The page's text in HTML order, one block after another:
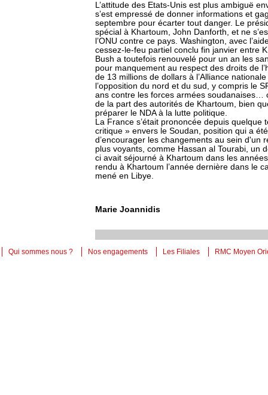
L’attitude des Etats-Unis est plus ambiguë
s’est empressé de donner informations et
septembre pour écarter tout danger. Le
spécial à Khartoum, John Danforth, et ne
l’ONU contre ce pays. Washington, avec
cessez-le-feu partiel conclu fin janvier entre
Bush a toutefois renouvelé pour un an les
pour manquement au respect des droits de
de 13 millions de dollars à l’Alliance
l’opposition du nord et du sud, y compris le
ans contre les forces armées soudanaises…
de la part des autorités de Khartoum, bien
préparer le NDA à la lutte politique.
La France s’était prononcée depuis
critique » envers le Soudan, position qui a
d’encourager les changements au sein d'un
plus voyants, comme Hassan al Tourabi, un
ci avait séjourné à Khartoum dans les
rendu à Khartoum l’année dernière dans le
mené en Libye.
Marie Joannidis
Qui sommes nous ? Nos engagements Les Filiales RMC Moyen